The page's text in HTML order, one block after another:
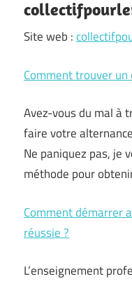
Site web :
Comment trouver un
Avez-vous du mal à
faire votre
Ne paniquez pas, je
méthode pour
Comment démarrer
réussie ?
L’enseignement